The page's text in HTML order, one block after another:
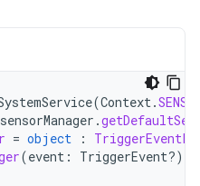
(Context .
sensorManager .
= object :
(event : TriggerEvent?)